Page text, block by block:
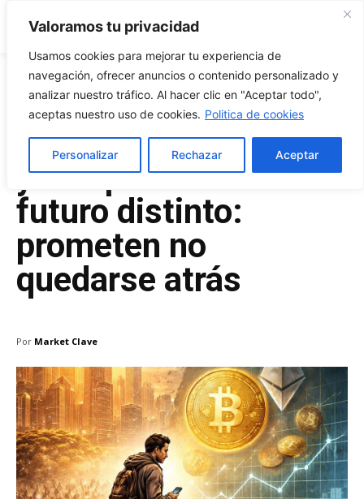
Valoramos tu privacidad
Usamos cookies para mejorar tu experiencia de
navegación, ofrecer anuncios o contenido personalizado y
analizar nuestro tráfico. Al hacer clic en "Aceptar todo",
aceptas nuestro uso de cookies. Politica de cookies
Personalizar Rechazar Aceptar
Market Clave
Diciembre 22, 2025
Las Criptomonedas
ya no prometen un
futuro distinto:
prometen no
quedarse atrás
Por Market Clave